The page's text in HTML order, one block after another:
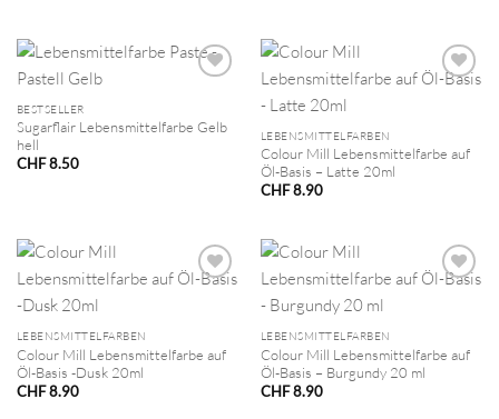
BESTSELLER
Sugarflair Lebensmittelfarbe Gelb
hell
CHF8.50
LEBENSMITTELFARBEN
Colour Mill Lebensmittelfarbe auf
Öl-Basis – Latte 20ml
CHF8.90
LEBENSMITTELFARBEN
Colour Mill Lebensmittelfarbe auf
Öl-Basis -Dusk 20ml
CHF8.90
LEBENSMITTELFARBEN
Colour Mill Lebensmittelfarbe auf
Öl-Basis – Burgundy 20 ml
CHF8.90